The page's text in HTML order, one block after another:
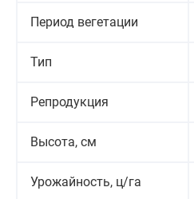
Период вегетации
Тип
Репродукция
Высота, см
Урожайность, ц/га